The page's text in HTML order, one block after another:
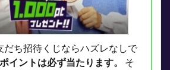
だち招待くじならハズレなしで
イントは必ず当たります。 そ